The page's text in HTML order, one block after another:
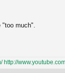
much".
http://